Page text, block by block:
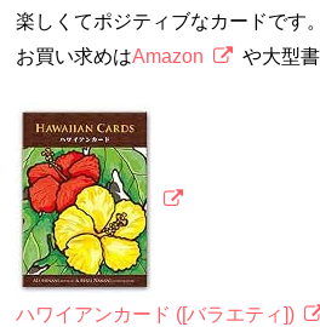
楽しくてポジティブなカードです。
お買い求めはAmazon や大型
ハワイアンカード ([バラエティ])